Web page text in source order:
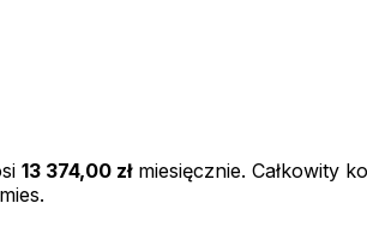
13 374,00 złmiesięcznie. Całkowity